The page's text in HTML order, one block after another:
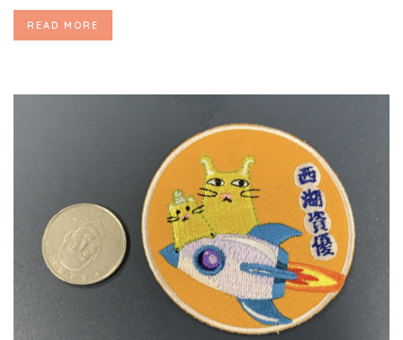
READ MORE